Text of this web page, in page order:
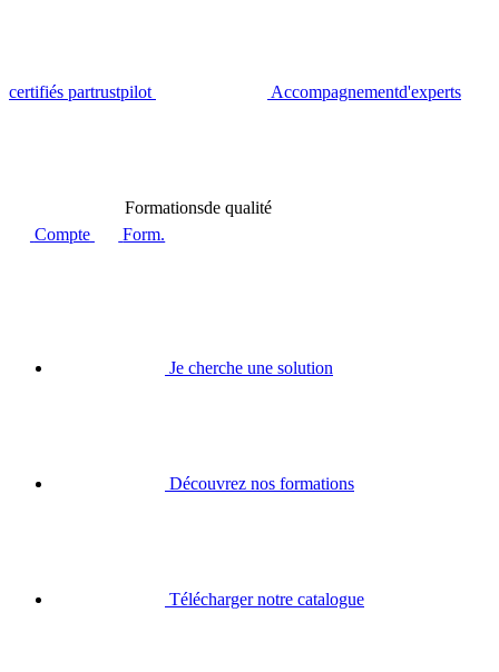
certifiés partrustpilot Accompagnementd'experts
Formationsde qualité
Compte
Form.
Je cherche une solution
Découvrez nos formations
Télécharger notre catalogue